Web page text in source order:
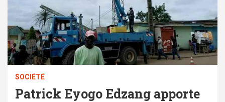
SOCIÉTÉ
Patrick Eyogo Edzang apporte